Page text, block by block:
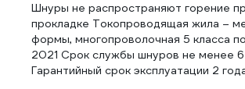
Шнуры не распространяют горение
прокладке Токопроводящая жила –
формы, многопроволочная 5 класса
2021 Срок службы шнуров не менее
Гарантийный срок эксплуатации 2